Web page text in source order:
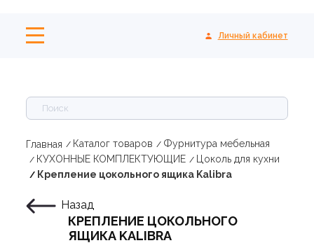
Личный кабинет
Главная Каталог товаров
Фурнитура мебельная
КУХОННЫЕ КОМПЛЕКТУЮЩИЕ
Цоколь для кухни
Крепление цокольного ящика Kalibra
Назад
КРЕПЛЕНИЕ ЦОКОЛЬНОГО
ЯЩИКА KALIBRA